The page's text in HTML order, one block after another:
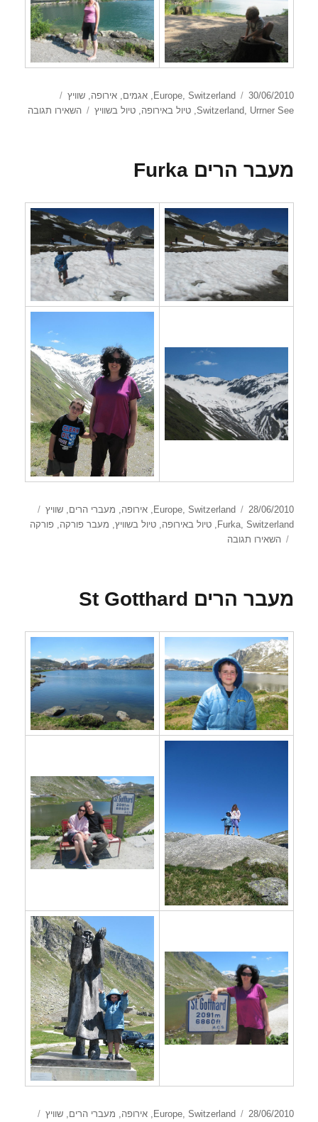
פורסם
בתאריך
30/06/2010 קטגוריות Europe, Switzerland
,אגמים,אירופה,שוויץ
Switzerland, Urrner See
,טיול באירופה,טיול בשוויץ השאירו תגובה
מעבר הרים Furka
פורסם
בתאריך
28/06/2010 קטגוריות Europe, Switzerland
,אירופה, מעברי הרים,שוויץ
Furka, Switzerland
,טיול באירופה,טיול בשוויץ, מעבר פורקה,פורקה
השאירו תגובה
מעבר הרים St Gotthard
פורסם
28/06/2010 קטגוריות Europe, Switzerland
,אירופה, מעברי הרים,שוויץ